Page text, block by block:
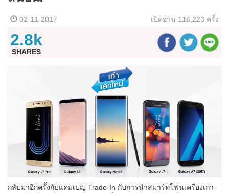
02-11-2017 เปิดอ่าน 116,223 ครั้ง
2.8k
SHARES
กลับมาอีกครั้งกับแคมเปญ Trade-In กับการนำสมาร์ทโฟนเครื่องเก่า